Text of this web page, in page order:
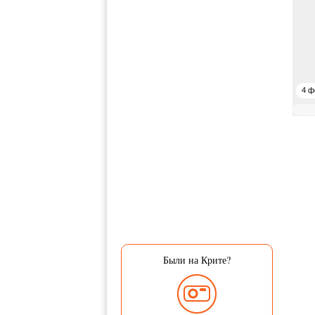
Были на Крите?
4